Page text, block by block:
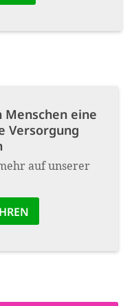
Menschen eine
Versorgung
auf unserer